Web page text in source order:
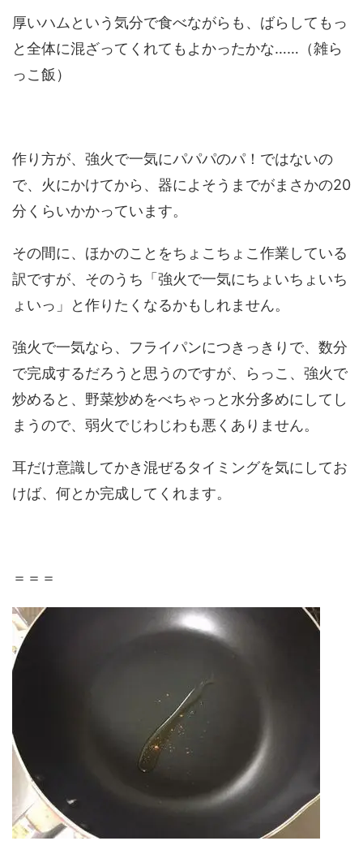
厚いハムという気分で食べながらも、ばらしてもっ
と全体に混ざってくれてもよかったかな……（雑ら
っこ飯）
作り方が、強火で一気にパパパのパ！ではないの
で、火にかけてから、器によそうまでがまさかの20
分くらいかかっています。
その間に、ほかのことをちょこちょこ作業している
訳ですが、そのうち「強火で一気にちょいちょいち
ょいっ」と作りたくなるかもしれません。
強火で一気なら、フライパンにつきっきりで、数分
で完成するだろうと思うのですが、らっこ、強火で
炒めると、野菜炒めをべちゃっと水分多めにしてし
まうので、弱火でじわじわも悪くありません。
耳だけ意識してかき混ぜるタイミングを気にしてお
けば、何とか完成してくれます。
＝＝＝